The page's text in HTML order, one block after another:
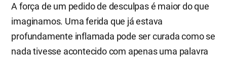
A força de um pedido de desculpas é maior do que
imaginamos. Uma ferida que já estava
profundamente inflamada pode ser curada como se
nada tivesse acontecido com apenas uma palavra